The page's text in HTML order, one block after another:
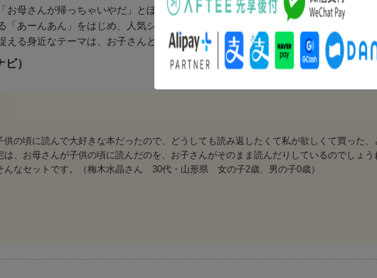
お母さんが帰っちゃいやだ」とぼくが泣きだすと、みんなもいっしょに泣きだし
「あーんあん」をはじめ、人気シリーズをまとめた4冊セット。貼り絵を使ったあ
える身近なテーマは、お子さんと親御さんの共感を呼び続けてきました。1才半か
）
供の頃に読んで大好きな本だったので、どうしても読み返したくて私が欲しくて買った
、お母さんが子供の頃に読んだのを、お子さんがそのまま読んだりしているのでしょ
んなセットです。（梅木水晶さん 30代・山形県 女の子2歳、男の子0歳）